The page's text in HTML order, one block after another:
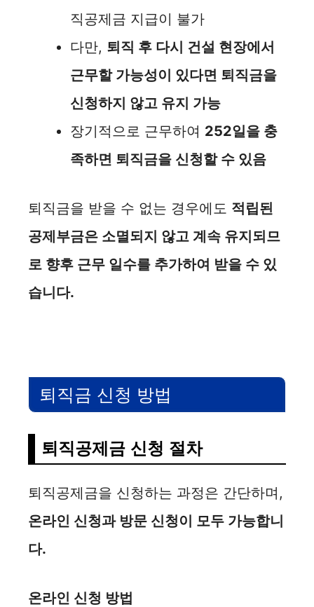
직공제금 지급이 불가
다만, 퇴직 후 다시 건설 현장에서
근무할 가능성이 있다면 퇴직금을
신청하지 않고 유지 가능
장기적으로 근무하여 252일을 충
족하면 퇴직금을 신청할 수 있음
퇴직금을 받을 수 없는 경우에도 적립된
공제부금은 소멸되지 않고 계속 유지되므
로 향후 근무 일수를 추가하여 받을 수 있
습니다.
퇴직금 신청 방법
퇴직공제금 신청 절차
퇴직공제금을 신청하는 과정은 간단하며,
온라인 신청과 방문 신청이 모두 가능합니
다.
온라인 신청 방법